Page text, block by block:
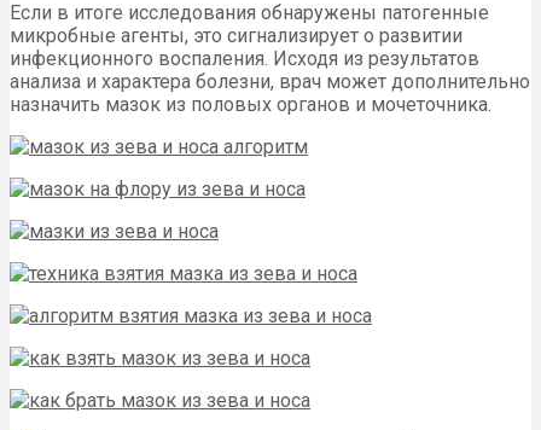
Если в итоге исследования обнаружены патогенные
микробные агенты, это сигнализирует о развитии
инфекционного воспаления. Исходя из результатов
анализа и характера болезни, врач может дополнительно
назначить мазок из половых органов и мочеточника.